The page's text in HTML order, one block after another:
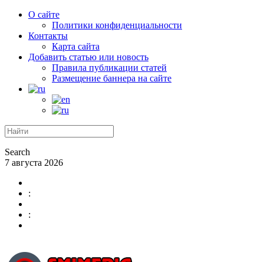
О сайте
Политики конфиденциальности
Контакты
Карта сайта
Добавить статью или новость
Правила публикации статей
Размещение баннера на сайте
Search
7 августа 2026
:
: